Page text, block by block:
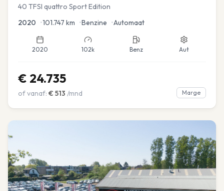
40 TFSI quattro Sport Edition
2020 •101.747 km •Benzine •Automaat
2020 102k Benz Aut
€ 24.735
of vanaf: € 513 /mnd Marge